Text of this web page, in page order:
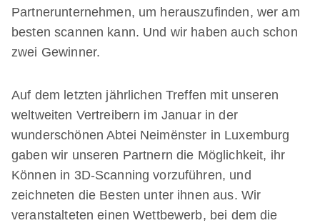
Partnerunternehmen, um herauszufinden, wer am
besten scannen kann. Und wir haben auch schon
zwei Gewinner.
Auf dem letzten jährlichen Treffen mit unseren
weltweiten Vertreibern im Januar in der
wunderschönen Abtei Neimënster in Luxemburg
gaben wir unseren Partnern die Möglichkeit, ihr
Können in 3D-Scanning vorzuführen, und
zeichneten die Besten unter ihnen aus. Wir
veranstalteten einen Wettbewerb, bei dem die